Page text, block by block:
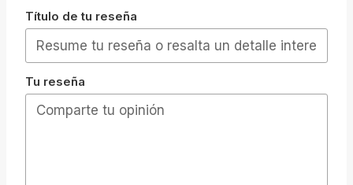
Título de tu reseña
Tu reseña